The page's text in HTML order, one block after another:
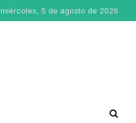
miércoles, 5 de agosto de 2026